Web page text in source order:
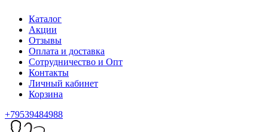
Каталог
Акции
Отзывы
Оплата и доставка
Сотрудничество и Опт
Контакты
Личный кабинет
Корзина
+79539484988